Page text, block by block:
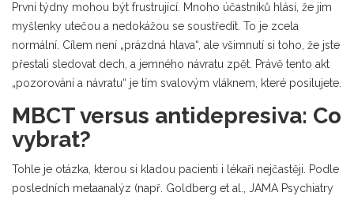
První týdny mohou být frustrující. Mnoho účastníků hlásí, že jim
myšlenky utečou a nedokážou se soustředit. To je zcela
normální. Cílem není „prázdná hlava“, ale všimnutí si toho, že jste
přestali sledovat dech, a jemného návratu zpět. Právě tento akt
„pozorování a návratu“ je tím svalovým vláknem, které posilujete.
MBCT versus antidepresiva: Co
vybrat?
Tohle je otázka, kterou si kladou pacienti i lékaři nejčastěji. Podle
posledních metaanalýz (např. Goldberg et al., JAMA Psychiatry